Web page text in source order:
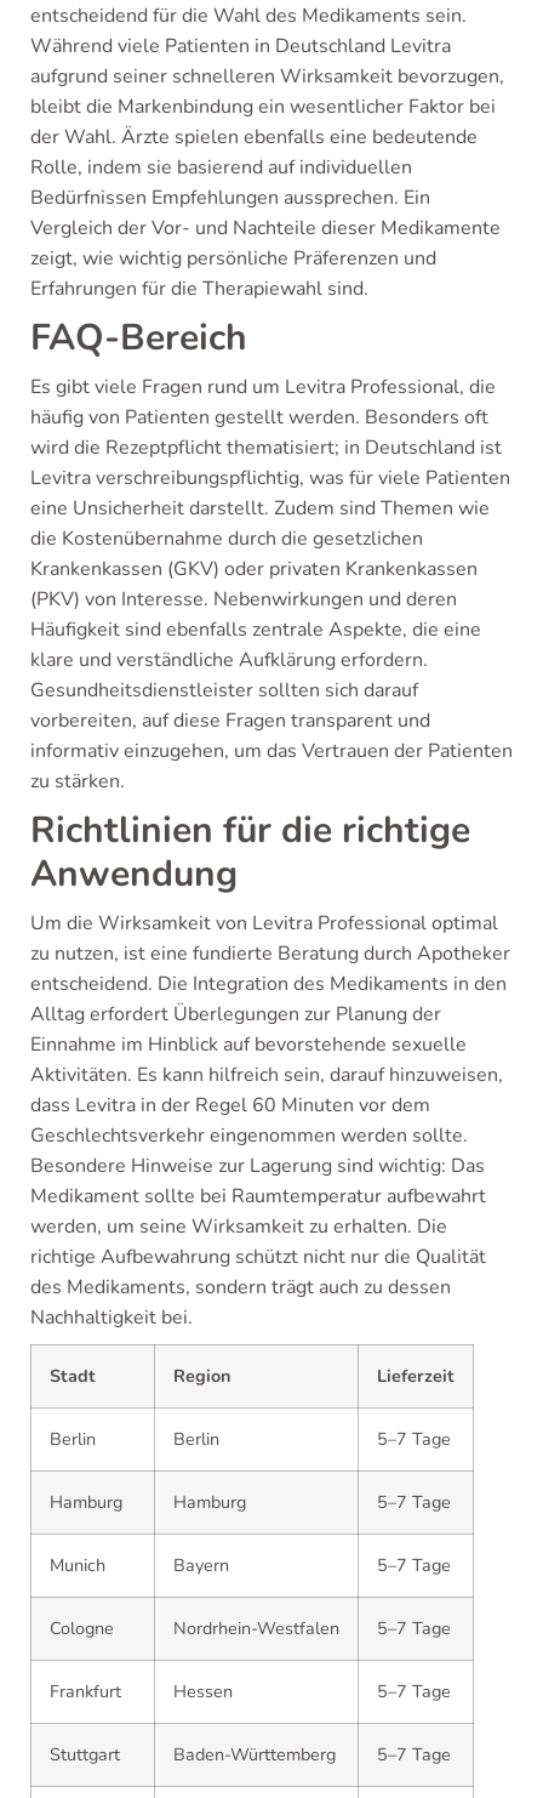
entscheidend für die Wahl des Medikaments sein.
Während viele Patienten in Deutschland Levitra
aufgrund seiner schnelleren Wirksamkeit bevorzugen,
bleibt die Markenbindung ein wesentlicher Faktor bei
der Wahl. Ärzte spielen ebenfalls eine bedeutende
Rolle, indem sie basierend auf individuellen
Bedürfnissen Empfehlungen aussprechen. Ein
Vergleich der Vor- und Nachteile dieser Medikamente
zeigt, wie wichtig persönliche Präferenzen und
Erfahrungen für die Therapiewahl sind.
FAQ-Bereich
Es gibt viele Fragen rund um Levitra Professional, die
häufig von Patienten gestellt werden. Besonders oft
wird die Rezeptpflicht thematisiert; in Deutschland ist
Levitra verschreibungspflichtig, was für viele Patienten
eine Unsicherheit darstellt. Zudem sind Themen wie
die Kostenübernahme durch die gesetzlichen
Krankenkassen (GKV) oder privaten Krankenkassen
(PKV) von Interesse. Nebenwirkungen und deren
Häufigkeit sind ebenfalls zentrale Aspekte, die eine
klare und verständliche Aufklärung erfordern.
Gesundheitsdienstleister sollten sich darauf
vorbereiten, auf diese Fragen transparent und
informativ einzugehen, um das Vertrauen der Patienten
zu stärken.
Richtlinien für die richtige
Anwendung
Um die Wirksamkeit von Levitra Professional optimal
zu nutzen, ist eine fundierte Beratung durch Apotheker
entscheidend. Die Integration des Medikaments in den
Alltag erfordert Überlegungen zur Planung der
Einnahme im Hinblick auf bevorstehende sexuelle
Aktivitäten. Es kann hilfreich sein, darauf hinzuweisen,
dass Levitra in der Regel 60 Minuten vor dem
Geschlechtsverkehr eingenommen werden sollte.
Besondere Hinweise zur Lagerung sind wichtig: Das
Medikament sollte bei Raumtemperatur aufbewahrt
werden, um seine Wirksamkeit zu erhalten. Die
richtige Aufbewahrung schützt nicht nur die Qualität
des Medikaments, sondern trägt auch zu dessen
Nachhaltigkeit bei.
Stadt Region Lieferzeit
Berlin Berlin 5–7 Tage
Hamburg Hamburg 5–7 Tage
Munich Bayern 5–7 Tage
Cologne Nordrhein-Westfalen 5–7 Tage
Frankfurt Hessen 5–7 Tage
Stuttgart Baden-Württemberg 5–7 Tage